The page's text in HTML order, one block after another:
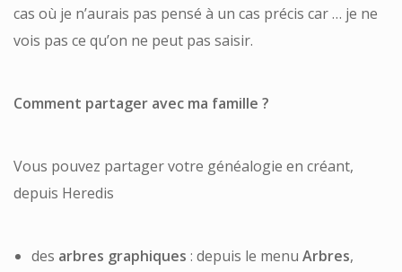
cas où je n’aurais pas pensé à un cas précis car … je ne
vois pas ce qu’on ne peut pas saisir.
Comment partager avec ma famille ?
Vous pouvez partager votre généalogie en créant,
depuis Heredis
des arbres graphiques : depuis le menu Arbres,